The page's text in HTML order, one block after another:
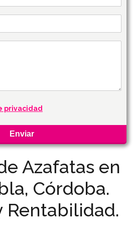
Azafatas en
Córdoba.
Rentabilidad.
privacidad